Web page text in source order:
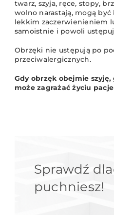
twarz, szyja, ręce, stopy,
wolno narastają, mogą być
lekkim zaczerwienieniem
samoistnie i powoli
Obrzęki nie ustępują po
przeciwalergicznych.
Gdy obrzęk obejmie
może zagrażać życiu
Sprawdź
puchniesz!